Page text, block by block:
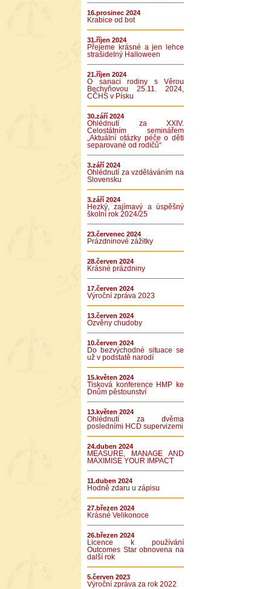
16.prosinec 2024
Krabice od bot
31.říjen 2024
Přejeme krásné a jen lehce
strašidelný Halloween
21.říjen 2024
O sanaci rodiny s Věrou
Bechyňovou 25.11. 2024,
CČHS v Písku
30.září 2024
Ohlédnutí za XXIV.
Celostátním seminářem
„Aktuální otázky péče o děti
separované od rodičů“
3.září 2024
Ohlédnutí za vzděláváním na
Slovensku
3.září 2024
Hezký, zajímavý a úspěšný
školní rok 2024/25
23.červenec 2024
Prázdninové zážitky
28.červen 2024
Krásné prázdniny
17.červen 2024
Výroční zpráva 2023
13.červen 2024
Ozvěny chudoby
10.červen 2024
Do bezvýchodné situace se
už v podstatě narodí
15.květen 2024
Tisková konference HMP ke
Dnům pěstounství
13.květen 2024
Ohlédnutí za dvěma
posledními HCD supervizemi
24.duben 2024
MEASURE, MANAGE AND
MAXIMISE YOUR IMPACT
11.duben 2024
Hodně zdaru u zápisu
27.březen 2024
Krásné Velikonoce
26.březen 2024
Licence k používání
Outcomes Star obnovena na
další rok
5.červen 2023
Výroční zpráva za rok 2022